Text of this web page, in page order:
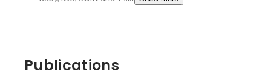
Publications